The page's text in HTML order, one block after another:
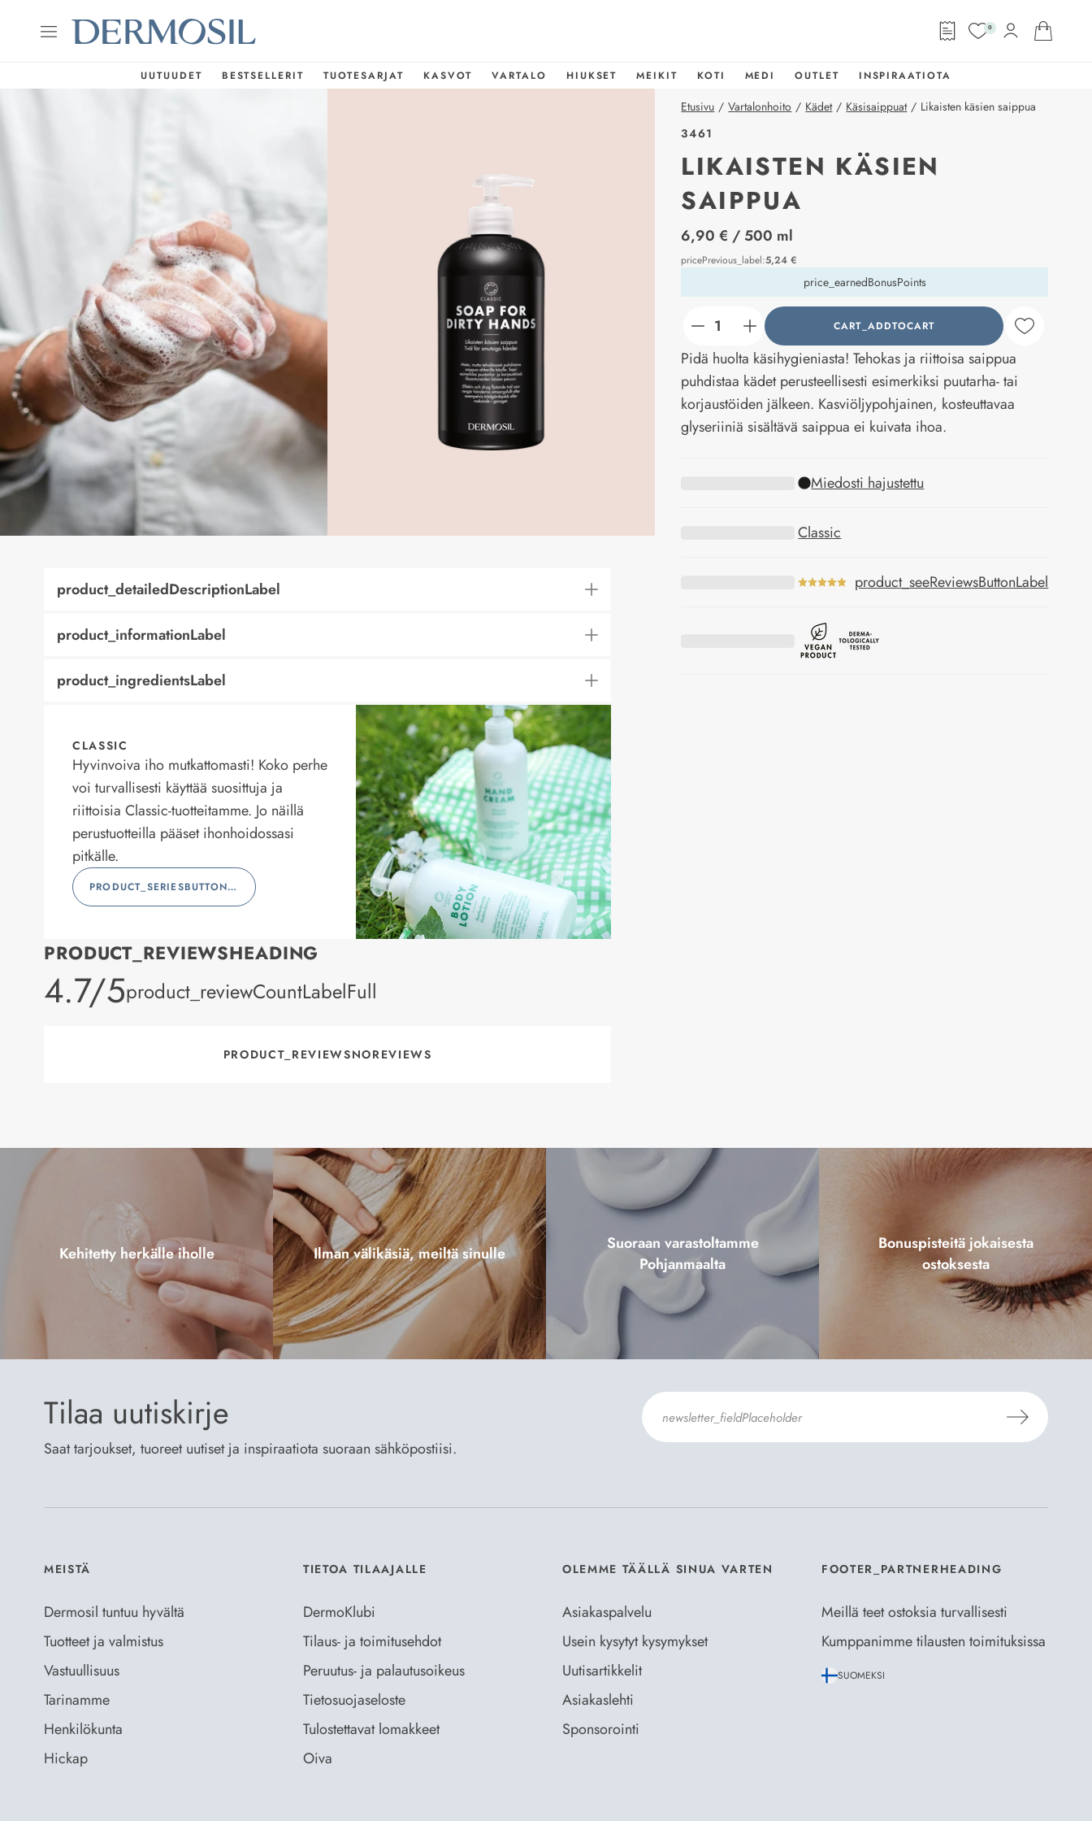
0
UUTUUDET BESTSELLERIT TUOTESARJAT KASVOT VARTALO HIUKSET MEIKIT KOTI MEDI OUTLET INSPIRAATIOTA
Etusivu / Vartalonhoito / Kädet / Käsisaippuat / Likaisten käsien saippua
3461
LIKAISTEN KÄSIEN
SAIPPUA
price_label
6,90 € / 500 ml
pricePrevious_label:5,24 €
price_earnedBonusPoints
counter_current CART_ADDTOCART
Pidä huolta käsihygieniasta! Tehokas ja riittoisa saippua
puhdistaa kädet perusteellisesti esimerkiksi puutarha- tai
korjaustöiden jälkeen. Kasviöljypohjainen, kosteuttavaa
glyseriiniä sisältävä saippua ei kuivata ihoa.
Miedosti hajustettu
Classic
product_seeReviewsButtonLabel
product_detailedDescriptionLabel
product_informationLabel
product_ingredientsLabel
CLASSIC
Hyvinvoiva iho mutkattomasti! Koko perhe
voi turvallisesti käyttää suosittuja ja
riittoisia Classic-tuotteitamme. Jo näillä
perustuotteilla pääset ihonhoidossasi
pitkälle.
PRODUCT_SERIESBUTTONLABEL
PRODUCT_REVIEWSHEADING
product_rating
4.7/5product_reviewCountLabelFull
PRODUCT_REVIEWSNOREVIEWS
Kehitetty herkälle iholle Ilman välikäsiä, meiltä sinulle
Suoraan varastoltamme
Pohjanmaalta
Bonuspisteitä jokaisesta
ostoksesta
Tilaa uutiskirje
Saat tarjoukset, tuoreet uutiset ja inspiraatiota suoraan sähköpostiisi.
MEISTÄ
Dermosil tuntuu hyvältä
Tuotteet ja valmistus
Vastuullisuus
Tarinamme
Henkilökunta
Hickap
TIETOA TILAAJALLE
DermoKlubi
Tilaus- ja toimitusehdot
Peruutus- ja palautusoikeus
Tietosuojaseloste
Tulostettavat lomakkeet
Oiva
OLEMME TÄÄLLÄ SINUA VARTEN
Asiakaspalvelu
Usein kysytyt kysymykset
Uutisartikkelit
Asiakaslehti
Sponsorointi
FOOTER_PARTNERHEADING
Meillä teet ostoksia turvallisesti
Kumppanimme tilausten toimituksissa
SUOMEKSI